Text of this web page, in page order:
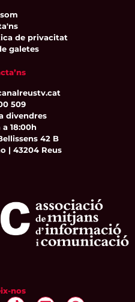
de privacitat
galetes
509
divendres
18:00h
42 B
| 43204 Reus
nos